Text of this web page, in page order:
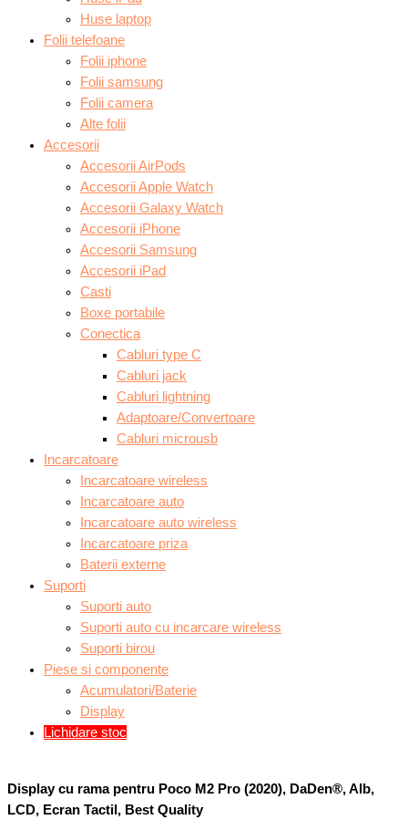
Huse laptop
Folii telefoane
Folii iphone
Folii samsung
Folii camera
Alte folii
Accesorii
Accesorii AirPods
Accesorii Apple Watch
Accesorii Galaxy Watch
Accesorii iPhone
Accesorii Samsung
Accesorii iPad
Casti
Boxe portabile
Conectica
Cabluri type C
Cabluri jack
Cabluri lightning
Adaptoare/Convertoare
Cabluri microusb
Incarcatoare
Incarcatoare wireless
Incarcatoare auto
Incarcatoare auto wireless
Incarcatoare priza
Baterii externe
Suporti
Suporti auto
Suporti auto cu incarcare wireless
Suporti birou
Piese si componente
Acumulatori/Baterie
Display
Lichidare stoc
Display cu rama pentru Poco M2 Pro (2020), DaDen®, Alb,
LCD, Ecran Tactil, Best Quality